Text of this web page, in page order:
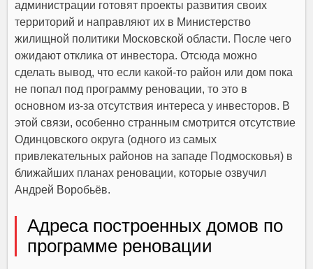
администрации готовят проекты развития своих
территорий и направляют их в Министерство
жилищной политики Московской области. После чего
ожидают отклика от инвестора. Отсюда можно
сделать вывод, что если какой-то район или дом пока
не попал под программу реновации, то это в
основном из-за отсутствия интереса у инвесторов. В
этой связи, особенно странным смотрится отсутствие
Одинцовского округа (одного из самых
привлекательных районов на западе Подмосковья) в
ближайших планах реновации, которые озвучил
Андрей Воробьёв.
Адреса построенных домов по
программе реновации